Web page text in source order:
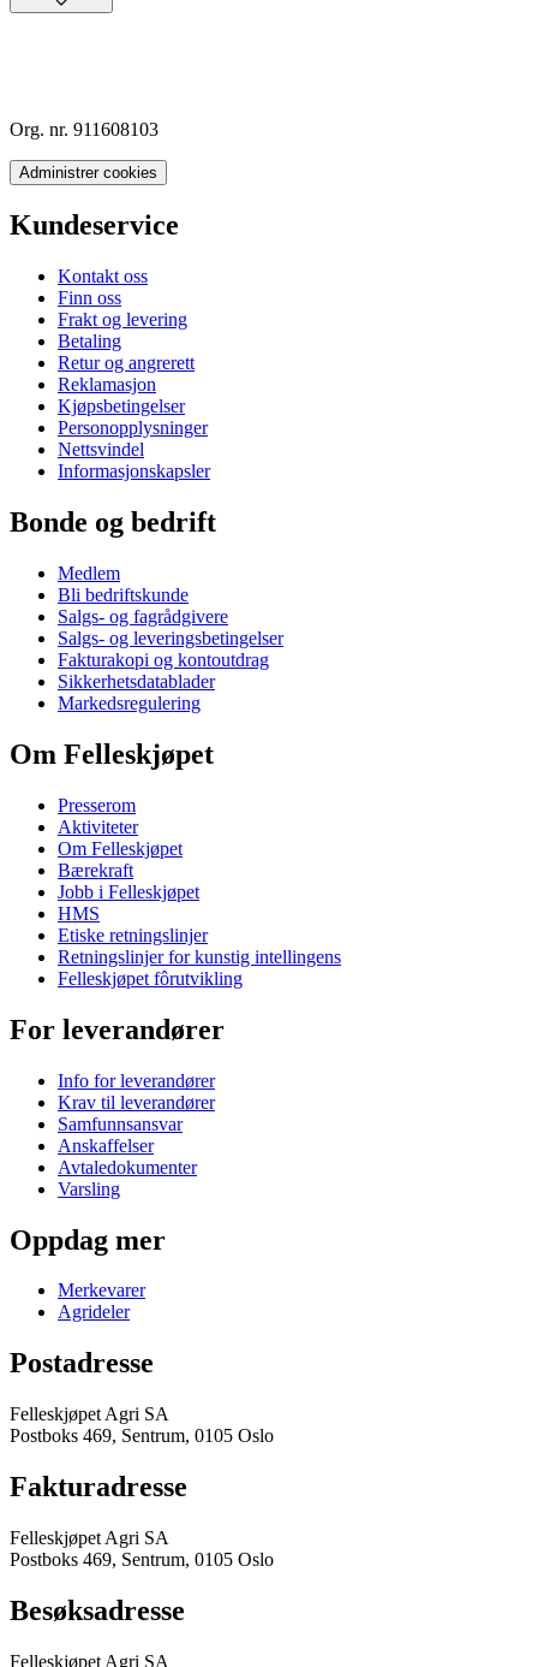
Org. nr. 911608103
Administrer cookies
Kundeservice
Kontakt oss
Finn oss
Frakt og levering
Betaling
Retur og angrerett
Reklamasjon
Kjøpsbetingelser
Personopplysninger
Nettsvindel
Informasjonskapsler
Bonde og bedrift
Medlem
Bli bedriftskunde
Salgs- og fagrådgivere
Salgs- og leveringsbetingelser
Fakturakopi og kontoutdrag
Sikkerhetsdatablader
Markedsregulering
Om Felleskjøpet
Presserom
Aktiviteter
Om Felleskjøpet
Bærekraft
Jobb i Felleskjøpet
HMS
Etiske retningslinjer
Retningslinjer for kunstig intellingens
Felleskjøpet fôrutvikling
For leverandører
Info for leverandører
Krav til leverandører
Samfunnsansvar
Anskaffelser
Avtaledokumenter
Varsling
Oppdag mer
Merkevarer
Agrideler
Postadresse
Felleskjøpet Agri SA
Postboks 469, Sentrum, 0105 Oslo
Fakturadresse
Felleskjøpet Agri SA
Postboks 469, Sentrum, 0105 Oslo
Besøksadresse
Felleskjøpet Agri SA